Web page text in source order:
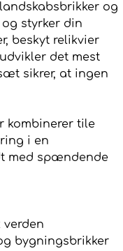
og
styrker din
beskyt relikvier
det mest
sikrer, at ingen
kombinerer tile
i en
med spændende
verden
bygningsbrikker